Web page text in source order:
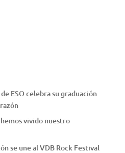
ESO celebra su graduación
vivido nuestro
se une al VDB Rock Festival